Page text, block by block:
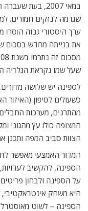
במאי 2007, בעת
שגרמה לנזקים חמורים.
ערך היסטורי גבוה
שעל שמו נקראת הגלריה
לספינה יש שלושה
כשעולים לסיפון (האיזור
מהתרנים, מערכות
המצופה כולו עץ מהגוני
הצוות סביב המפה ותכנן
המדור האמצעי מאפשר
הספינה, להקשיב
על הספינה ולבחון
היא משחק
הספינה – לשוט מאוסטרליה